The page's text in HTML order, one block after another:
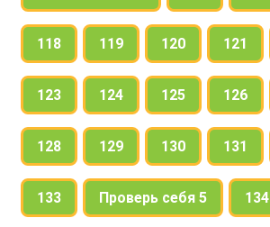
118 119 120 121
123 124 125 126
128 129 130 131
133 Проверь себя 5 134